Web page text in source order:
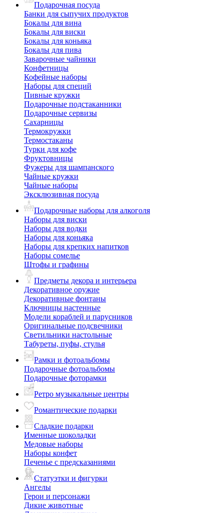
Подарочная посуда
Банки для сыпучих продуктов
Бокалы для вина
Бокалы для виски
Бокалы для коньяка
Бокалы для пива
Заварочные чайники
Конфетницы
Кофейные наборы
Наборы для специй
Пивные кружки
Подарочные подстаканники
Подарочные сервизы
Сахарницы
Термокружки
Термостаканы
Турки для кофе
Фруктовницы
Фужеры для шампанского
Чайные кружки
Чайные наборы
Эксклюзивная посуда
Подарочные наборы для алкоголя
Наборы для виски
Наборы для водки
Наборы для коньяка
Наборы для крепких напитков
Наборы сомелье
Штофы и графины
Предметы декора и интерьера
Декоративное оружие
Декоративные фонтаны
Ключницы настенные
Модели кораблей и парусников
Оригинальные подсвечники
Светильники настольные
Табуреты, пуфы, стулья
Рамки и фотоальбомы
Подарочные фотоальбомы
Подарочные фоторамки
Ретро музыкальные центры
Романтические подарки
Сладкие подарки
Именные шоколадки
Медовые наборы
Наборы конфет
Печенье с предсказаниями
Статуэтки и фигурки
Ангелы
Герои и персонажи
Дикие животные